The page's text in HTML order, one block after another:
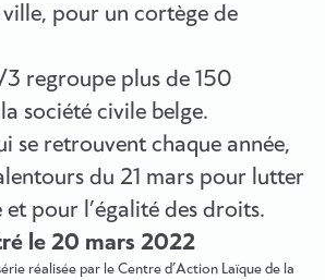
pour un cortège de
regroupe plus de 150
société civile belge.
se retrouvent chaque année,
du 21 mars pour lutter
pour l’égalité des droits.
le 20 mars 2022
réalisée par le Centre d’Action Laïque de la